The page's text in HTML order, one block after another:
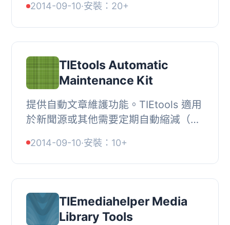
到期外掛程式。根據多個標準（包括類
別和文章...
2014-09-10·安裝：20+
TIEtools Automatic
Maintenance Kit
提供自動文章維護功能。TIEtools 適用
於新聞源或其他需要定期自動縮減（包
據文章年齡、最大文章保留期、文章檢
視和文章...
2014-09-10·安裝：10+
TIEmediahelper Media
Library Tools